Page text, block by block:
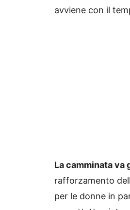
avviene con il
La camminata va
rafforzamento
per le donne in